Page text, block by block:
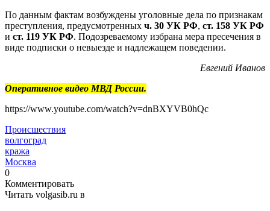
По данным фактам возбуждены уголовные дела по признакам
преступления, предусмотренных ч. 30 УК РФ, ст. 158 УК РФ
и ст. 119 УК РФ. Подозреваемому избрана мера пресечения в
виде подписки о невыезде и надлежащем поведении.
Евгений Иванов
Оперативное видео МВД России.
https://www.youtube.com/watch?v=dnBXYVB0hQc
Происшествия
волгоград
кража
Москва
0
Комментировать
Читать volgasib.ru в